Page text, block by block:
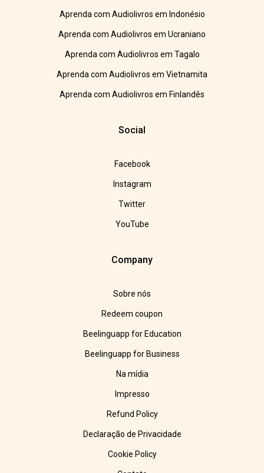
Aprenda com Audiolivros em Indonésio
Aprenda com Audiolivros em Ucraniano
Aprenda com Audiolivros em Tagalo
Aprenda com Audiolivros em Vietnamita
Aprenda com Audiolivros em Finlandês
Social
Facebook
Instagram
Twitter
YouTube
Company
Sobre nós
Redeem coupon
Beelinguapp for Education
Beelinguapp for Business
Na mídia
Impresso
Refund Policy
Declaração de Privacidade
Cookie Policy